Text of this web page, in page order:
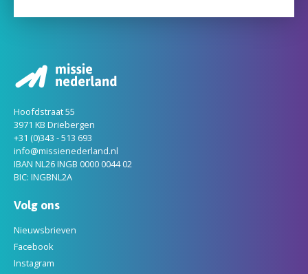
Hoofdstraat 55
3971 KB Driebergen
+31 (0)343 - 513 693
info@missienederland.nl
IBAN NL26 INGB 0000 0044 02
BIC: INGBNL2A
Volg ons
Nieuwsbrieven
Facebook
Instagram